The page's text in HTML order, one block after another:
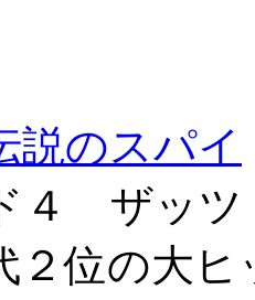
のスパイ
４ ザッツ
２位の大